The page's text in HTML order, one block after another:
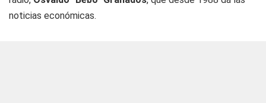
noticias económicas.